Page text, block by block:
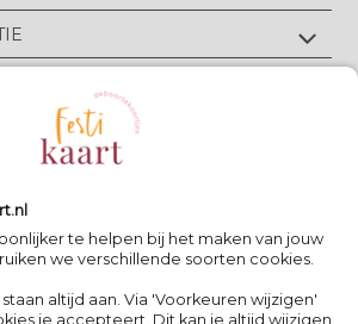
foliedruk
foliedruk
écht linnen
letterpress
kleuren
keuzes maken
Contact|
te helpen bij het maken van jouw
we verschillende soorten cookies.
altijd aan. Via 'Voorkeuren wijzigen'
je accepteert. Dit kan je altijd wijzigen.